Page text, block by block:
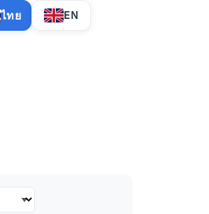
ไทย EN